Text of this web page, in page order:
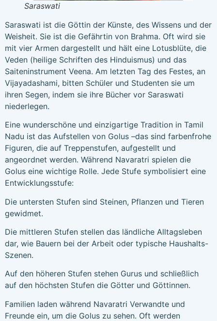
Saraswati
Saraswati ist die Göttin der Künste, des Wissens und der
Weisheit. Sie ist die Gefährtin von Brahma. Oft wird sie
mit vier Armen dargestellt und hält eine Lotusblüte, die
Veden (heilige Schriften des Hinduismus) und das
Saiteninstrument Veena. Am letzten Tag des Festes, an
Vijayadashami, bitten Schüler und Studenten sie um
ihren Segen, indem sie ihre Bücher vor Saraswati
niederlegen.
Eine wunderschöne und einzigartige Tradition in Tamil
Nadu ist das Aufstellen von Golus –das sind farbenfrohe
Figuren, die auf Treppenstufen, aufgestellt und
angeordnet werden. Während Navaratri spielen die
Golus eine wichtige Rolle. Jede Stufe symbolisiert eine
Entwicklungsstufe:
Die untersten Stufen sind Steinen, Pflanzen und Tieren
gewidmet.
Die mittleren Stufen stellen das ländliche Alltagsleben
dar, wie Bauern bei der Arbeit oder typische Haushalts-
Szenen.
Auf den höheren Stufen stehen Gurus und schließlich
auf den höchsten Stufen die Götter und Göttinnen.
Familien laden während Navaratri Verwandte und
Freunde ein, um die Golus zu sehen. Oft werden